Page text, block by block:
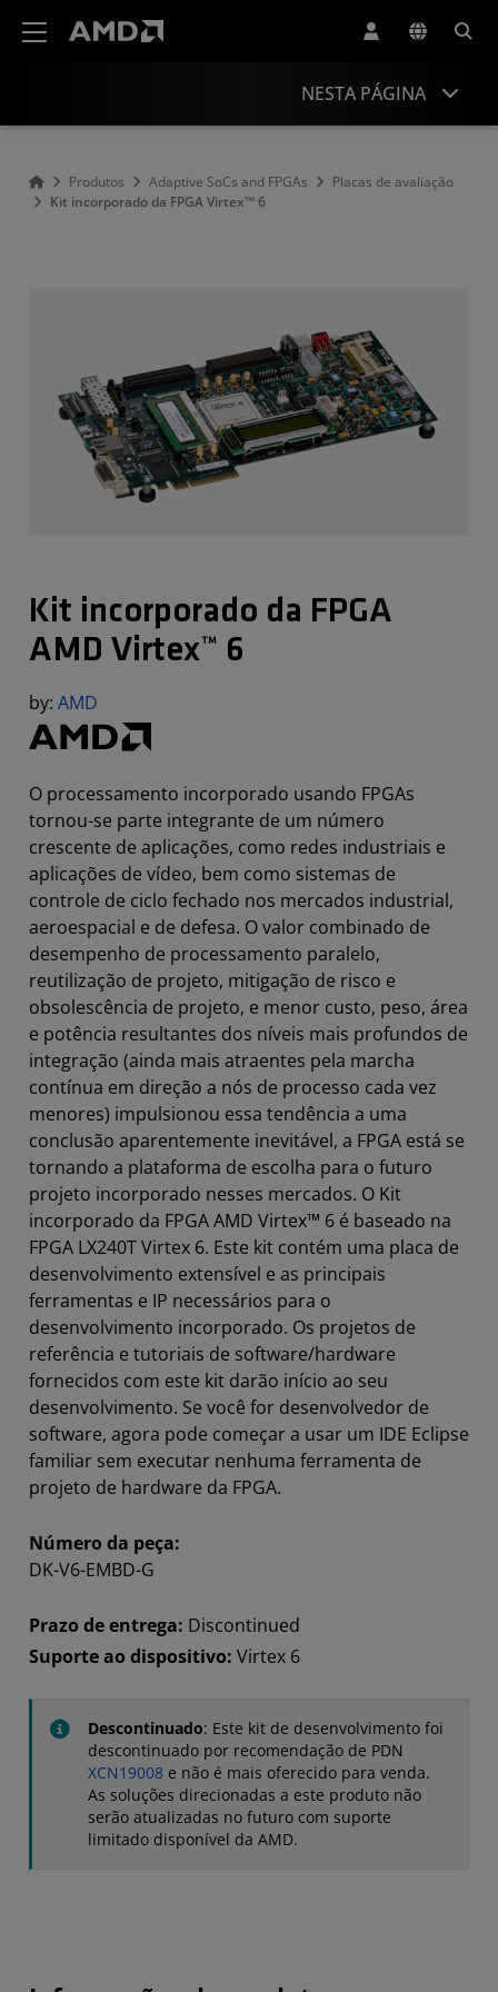
NESTA PÁGINA
Informações do produto
Produtos Adaptive SoCs and FPGAs
Placas de avaliação
Kit incorporado da FPGA Virtex™ 6
Kit incorporado da FPGA
AMD Virtex™ 6
by: AMD
O processamento incorporado usando FPGAs
tornou-se parte integrante de um número
crescente de aplicações, como redes industriais e
aplicações de vídeo, bem como sistemas de
controle de ciclo fechado nos mercados industrial,
aeroespacial e de defesa. O valor combinado de
desempenho de processamento paralelo,
reutilização de projeto, mitigação de risco e
obsolescência de projeto, e menor custo, peso, área
e potência resultantes dos níveis mais profundos de
integração (ainda mais atraentes pela marcha
contínua em direção a nós de processo cada vez
menores) impulsionou essa tendência a uma
conclusão aparentemente inevitável, a FPGA está se
tornando a plataforma de escolha para o futuro
projeto incorporado nesses mercados. O Kit
incorporado da FPGA AMD Virtex™ 6 é baseado na
FPGA LX240T Virtex 6. Este kit contém uma placa de
desenvolvimento extensível e as principais
ferramentas e IP necessários para o
desenvolvimento incorporado. Os projetos de
referência e tutoriais de software/hardware
fornecidos com este kit darão início ao seu
desenvolvimento. Se você for desenvolvedor de
software, agora pode começar a usar um IDE Eclipse
familiar sem executar nenhuma ferramenta de
projeto de hardware da FPGA.
Número da peça:
DK-V6-EMBD-G
Prazo de entrega: Discontinued
Suporte ao dispositivo: Virtex 6
Descontinuado: Este kit de desenvolvimento foi
descontinuado por recomendação de PDN
XCN19008 e não é mais oferecido para venda.
As soluções direcionadas a este produto não
serão atualizadas no futuro com suporte
limitado disponível da AMD.